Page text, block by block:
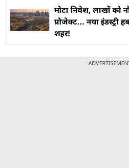
मोटा निवेश, लाखों को
प्रोजेक्‍ट... नया इंडस्‍ट्री
शहर!